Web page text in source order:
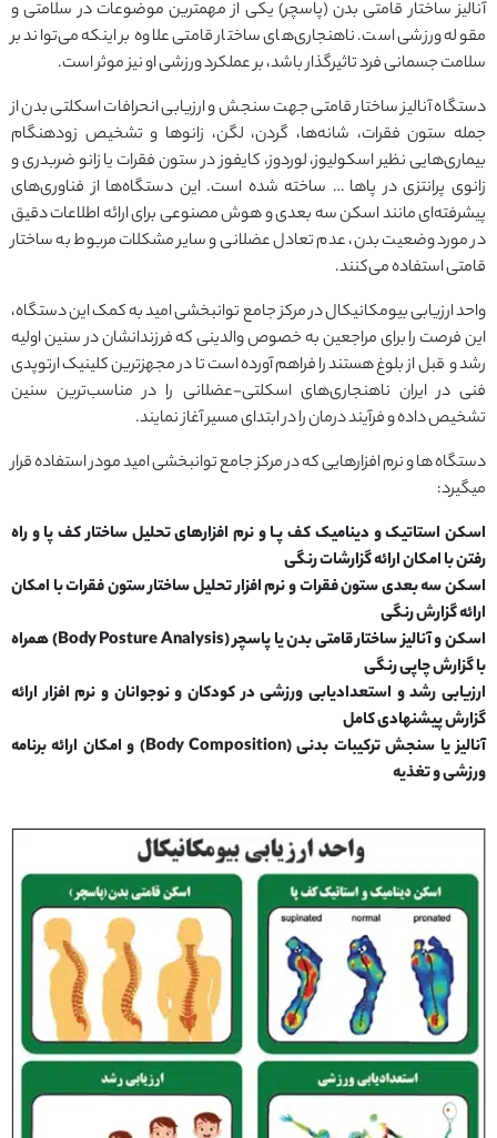
آنالیز ساختار قامتی بدن (پاسچر) یکی از مهمترین موضوعات در سلامتی و
مقوله ورزشی است. ناهنجاری‌های ساختار قامتی علاوه بر اینکه می‌تواند بر
سلامت جسمانی فرد تاثیرگذار باشد، بر عملکرد ورزشی او نیز موثر است.
دستگاه آنالیز ساختار قامتی جهت سنجش و ارزیابی انحرافات اسکلتی بدن از
جمله ستون فقرات، شانه‌ها، گردن، لگن، زانو‌ها و تشخیص زودهنگام
بیماری‌هایی نظیر اسکولیوز، لوردوز، کایفوز در ستون فقرات یا زانو ضربدری و
زانوی پرانتزی در پاها … ساخته شده است. این دستگاه‌ها از فناوری‌های
پیشرفته‌ای مانند اسکن سه بعدی و هوش مصنوعی برای ارائه اطلاعات دقیق
در مورد وضعیت بدن، عدم تعادل عضلانی و سایر مشکلات مربوط به ساختار
قامتی استفاده می‌کنند.
واحد ارزیابی بیومکانیکال در مرکز جامع توانبخشی امید به کمک این دستگاه،
این فرصت را برای مراجعین به خصوص والدینی که فرزندانشان در سنین اولیه
رشد و قبل از بلوغ هستند را فراهم آورده است تا در مجهزترین کلینیک ارتوپدی
فنی در ایران ناهنجاری‌های اسکلتی-عضلانی را در مناسب‌ترین سنین
تشخیص داده و فرآیند درمان را در ابتدای مسیر آغاز نمایند.
دستگاه ها و نرم افزارهایی که در مرکز جامع توانبخشی امید مودر استفاده قرار
میگیرد:
اسکن استاتیک و دینامیک کف پـا و نرم افزارهای تحلیل ساختار کف پا و راه
رفتن با امکان ارائه گزارشات رنگی
اسکن سه بعدی ستون فقرات و نرم افزار تحلیل ساختار ستون فقرات با امکان
ارائه گزارش رنگی
اسکن و آنالیز ساختار قامتی بدن یا پاسچر (Body Posture Analysis) همراه
با گزارش چاپی رنگی
ارزیابی رشد و استعدادیابی ورزشی در کودکان و نوجوانان و نرم افزار ارائه
گزارش پیشنهادی کامل
آنالیز یا سنجش ترکیبات بدنی (Body Composition) و امکان ارائه برنامه
ورزشی و تغذیه